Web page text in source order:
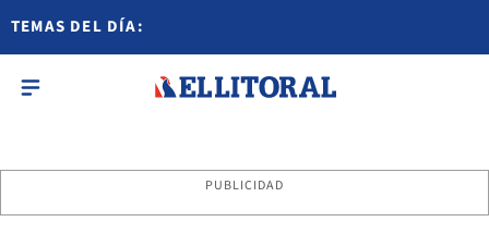
TEMAS DEL DÍA:
PUBLICIDAD